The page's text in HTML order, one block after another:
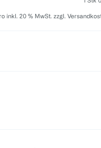
inkl. 20 % MwSt. zzgl.